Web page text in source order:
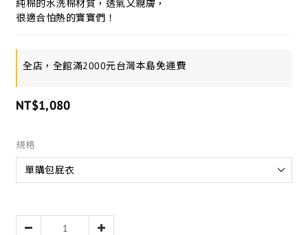
純棉的水洗棉材質，透氣又親膚，
很適合怕熱的寶寶們！
全店，全館滿2000元台灣本島免運費
NT$1,080
規格